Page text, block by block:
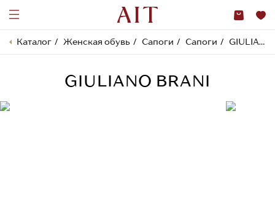
Каталог Женская обувь Сапоги Сапоги GIULIANO BRANI
GIULIANO BRANI